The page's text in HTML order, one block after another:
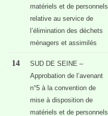
matériels et de personnels
relative au service de
l’élimination des déchets
ménagers et assimilés
14
SUD DE SEINE –
Approbation de l’avenant
n°5 à la convention de
mise à disposition de
matériels et de personnels